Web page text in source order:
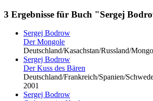
3 Ergebnisse für Buch "Sergej
Sergej Bodrow
Der Mongole
Deutschland/Kasachstan/Russland/
Sergej Bodrow
Der Kuss des Bären
Deutschland/Frankreich/Spanien/
2001
Sergej Bodrow